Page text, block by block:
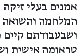
אמנים בעלי
המלחמה והשואה
ושבעבודתם קיים
טראומה אישית